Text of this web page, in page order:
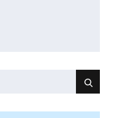
Search